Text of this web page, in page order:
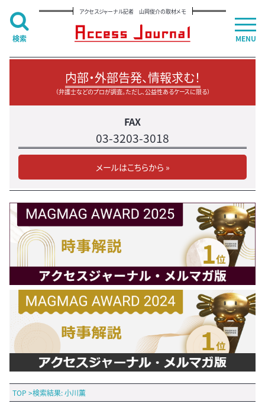
アクセスジャーナル記者 山岡俊介の取材メモ
内部・外部告発、情報求む！
（弁護士などのプロが調査。ただし、公益性あるケースに限る）
FAX
03-3203-3018
メールはこちらから »
TOP >検索結果: 小川薫
MENU
検索